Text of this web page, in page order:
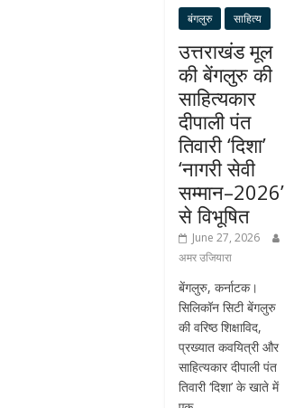
बंगलुरु साहित्य
उत्तराखंड मूल
की बेंगलुरु की
साहित्यकार
दीपाली पंत
तिवारी ‘दिशा’
‘नागरी सेवी
सम्मान–2026’
से विभूषित
June 27, 2026
अमर उजियारा
बेंगलुरु, कर्नाटक।
सिलिकॉन सिटी बेंगलुरु
की वरिष्ठ शिक्षाविद,
प्रख्यात कवयित्री और
साहित्यकार दीपाली पंत
तिवारी ‘दिशा’ के खाते में